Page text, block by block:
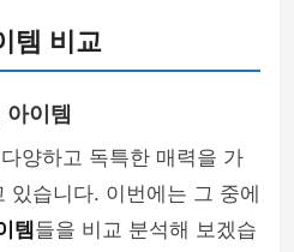
템 비교
이템
양하고 독특한 매력을 가
있습니다. 이번에는 그 중에
템 들을 비교 분석해 보겠습